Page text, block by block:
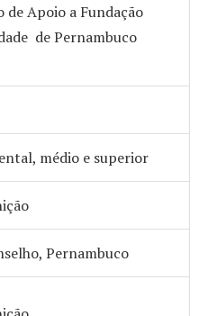
Apoio a Fundação
de Pernambuco
médio e superior
Pernambuco